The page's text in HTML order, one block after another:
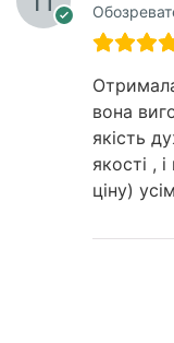
вона
якість
якості ,
ціну)